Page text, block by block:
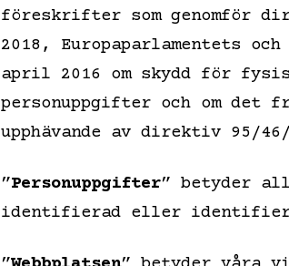
föreskrifter som genomför
2018, Europaparlamentets
april 2016 om skydd för
personuppgifter och om det
upphävande av direktiv 95/
”Personuppgifter” betyder
identifierad eller